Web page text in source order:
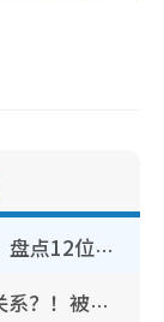
《爱·回家》隐形富豪卧虎藏龙！盘点12位财气逼人的有钱艺人：这位美女3亿身家不愁做
叶泓文拍拖一周年亲口否认情侣关系？！被质疑感情造假竟称GM“普通同事”